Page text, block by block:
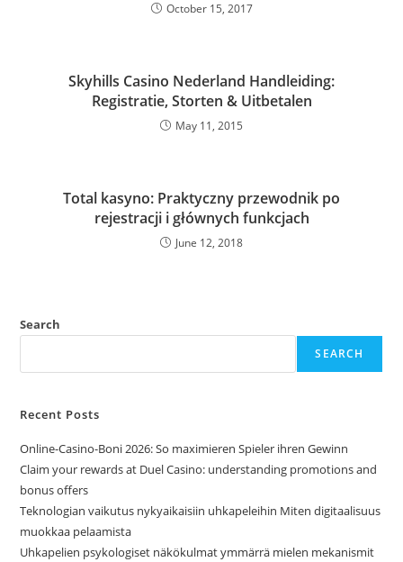
October 15, 2017
Skyhills Casino Nederland Handleiding:
Registratie, Storten & Uitbetalen
May 11, 2015
Total kasyno: Praktyczny przewodnik po
rejestracji i głównych funkcjach
June 12, 2018
Search
SEARCH
Recent Posts
Online-Casino-Boni 2026: So maximieren Spieler ihren Gewinn
Claim your rewards at Duel Casino: understanding promotions and
bonus offers
Teknologian vaikutus nykyaikaisiin uhkapeleihin Miten digitaalisuus
muokkaa pelaamista
Uhkapelien psykologiset näkökulmat ymmärrä mielen mekanismit